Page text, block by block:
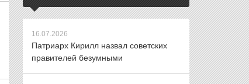
16.07.2026
Патриарх Кирилл назвал советских
правителей безумными